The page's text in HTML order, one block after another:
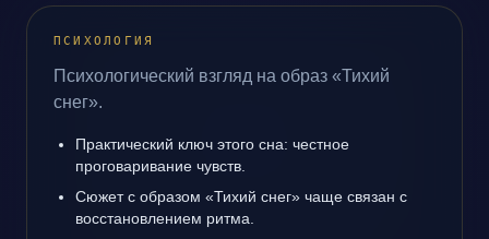
ПСИХОЛОГИЯ
Психологический взгляд на образ «Тихий
снег».
Практический ключ этого сна: честное
проговаривание чувств.
Сюжет с образом «Тихий снег» чаще связан с
восстановлением ритма.